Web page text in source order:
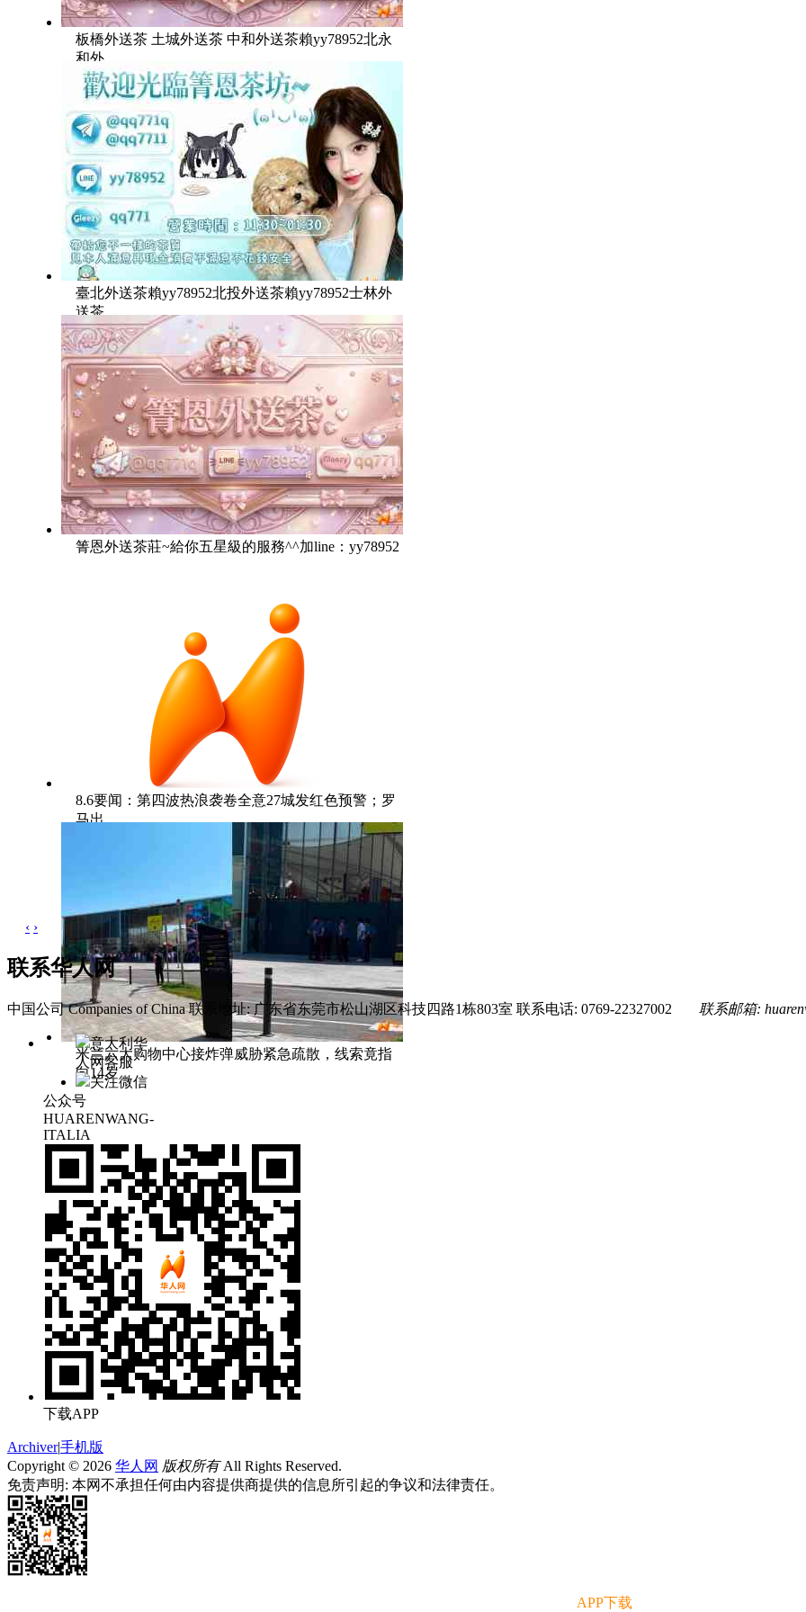
板橋外送茶 土城外送茶 中和外送茶賴yy78952北永
和外
臺北外送茶賴yy78952北投外送茶賴yy78952士林外
送茶
箐恩外送茶莊~給你五星級的服務^^加line：yy78952
8.6要闻：第四波热浪袭卷全意27城发红色预警；罗
马出
米兰六大购物中心接炸弹威胁紧急疏散，线索竟指
向14岁
‹ ›
联系华人网
中国公司 Companies of China 联系地址: 广东省东莞市松山湖区科技四路1栋803室 联系电话: 0769-22327002 联系邮箱:
意大利华
人网客服
关注微信
公众号
HUARENWANG-
ITALIA
下载APP
Archiver|手机版
Copyright © 2026 华人网 版权所有All Rights Reserved.
免责声明: 本网不承担任何由内容提供商提供的信息所引起的争议和法律责任。
APP下载